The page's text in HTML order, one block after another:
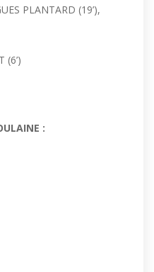
PLANTARD (19’),
(6’)
: